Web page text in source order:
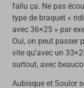
fallu ça. Ne pas
type de braquet «
avec 36×25 » par
Oui, on peut passer
vite qu’avec un
surtout, avec
Aubisque et Soulor